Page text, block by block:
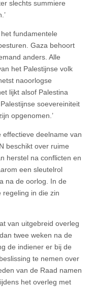
slechts summiere
fundamentele
Gaza behoort
anders. Alle
het Palestijnse volk
naoorlogse
lijkt alsof Palestina
soevereiniteit
opgenomen.’
effectieve deelname van
beschikt over ruime
herstel na conflicten en
een sleutelrol
na de oorlog. In de
regeling in die zin
van uitgebreid overleg
twee weken na de
de indiener er bij de
te nemen over
van de Raad namen
het overleg met